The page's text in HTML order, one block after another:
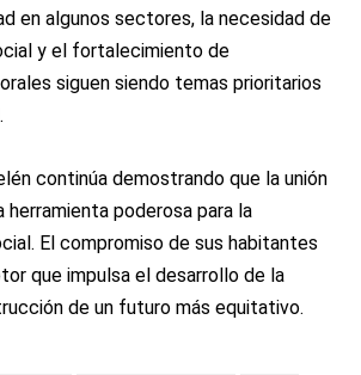
en algunos sectores, la necesidad de
y el fortalecimiento de
siguen siendo temas prioritarios
continúa demostrando que la unión
herramienta poderosa para la
El compromiso de sus habitantes
que impulsa el desarrollo de la
de un futuro más equitativo.